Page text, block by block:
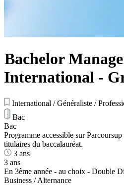
Bachelor
International -
International / Généraliste /
Bac
Bac
Programme accessible sur
titulaires du baccalauréat.
3 ans
3 ans
En 3ème année - au choix - Double
Business / Alternance